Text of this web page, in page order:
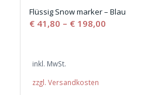
Flüssig Snow marker – Blau
€41,80 – €198,00
inkl. MwSt.
zzgl. Versandkosten